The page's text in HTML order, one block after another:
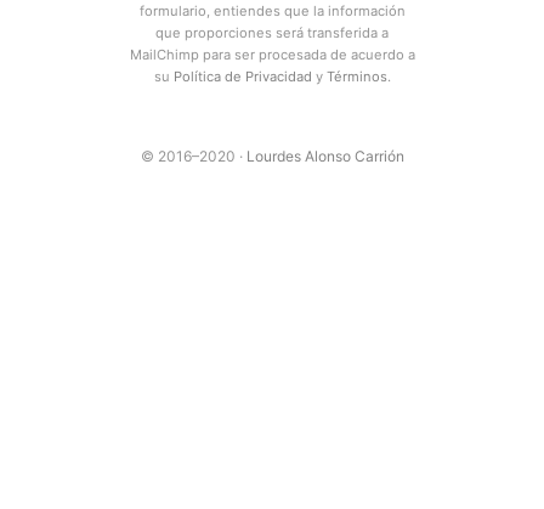
formulario, entiendes que la información
que proporciones será transferida a
MailChimp para ser procesada de acuerdo a
su Política de Privacidad y Términos.
© 2016–2020 · Lourdes Alonso Carrión